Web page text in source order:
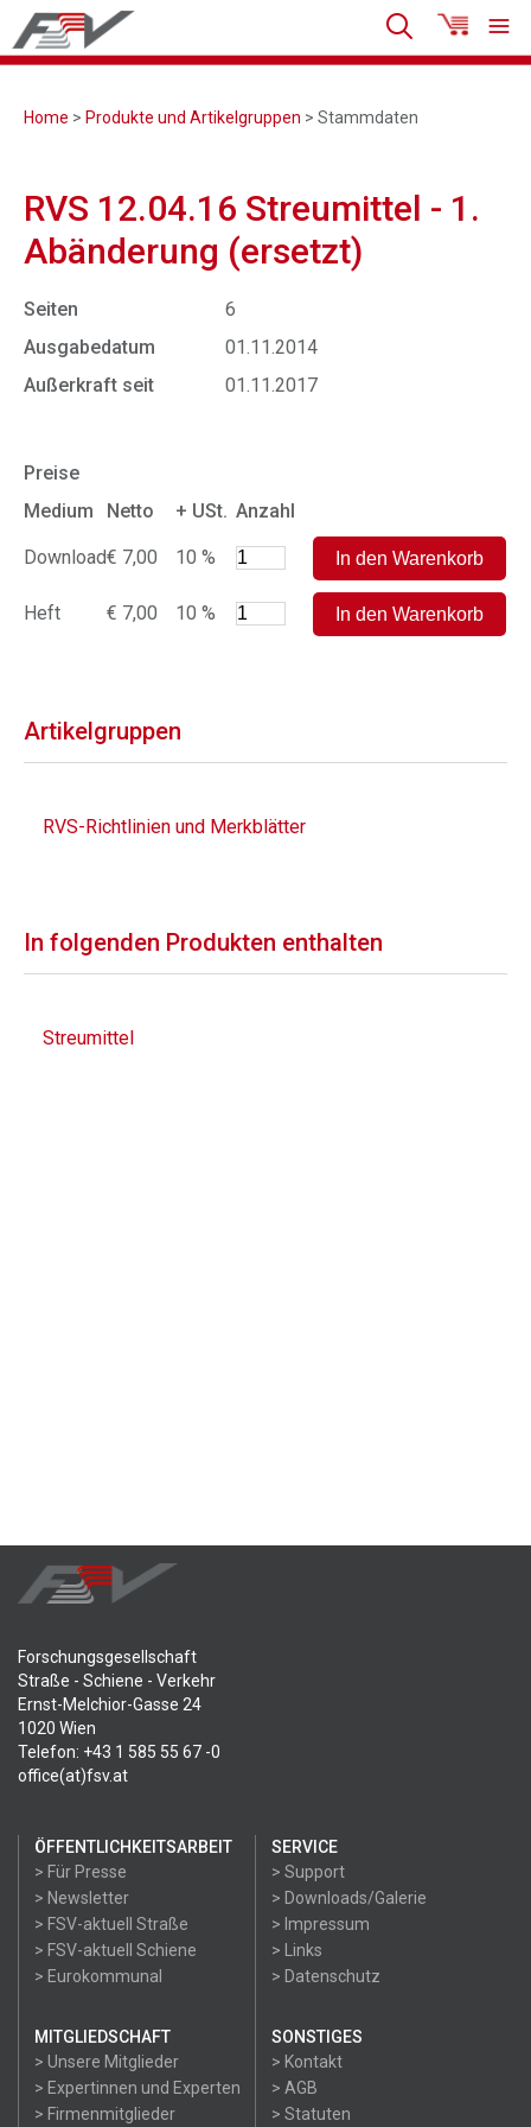
Home > Produkte und Artikelgruppen > Stammdaten
RVS 12.04.16 Streumittel - 1.
Abänderung (ersetzt)
Seiten
6
Ausgabedatum
01.11.2014
Außerkraft seit
01.11.2017
Preise
Medium
Netto + USt. Anzahl
Download€ 7,00 10 %
Heft € 7,00 10 %
Artikelgruppen
RVS-Richtlinien und Merkblätter
In folgenden Produkten enthalten
Streumittel
Forschungsgesellschaft
Straße - Schiene - Verkehr
Ernst-Melchior-Gasse 24
1020 Wien
Telefon: +43 1 585 55 67 -0
office(at)fsv.at
ÖFFENTLICHKEITSARBEIT
> Für Presse
> Newsletter
> FSV-aktuell Straße
> FSV-aktuell Schiene
> Eurokommunal
SERVICE
> Support
> Downloads/Galerie
> Impressum
> Links
> Datenschutz
MITGLIEDSCHAFT
> Unsere Mitglieder
> Expertinnen und Experten
> Firmenmitglieder
SONSTIGES
> Kontakt
> AGB
> Statuten